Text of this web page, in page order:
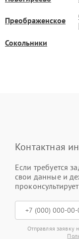
Преображенское
Сокольники
Контактная
Если требуется
свои данные и
Отправляя заявку